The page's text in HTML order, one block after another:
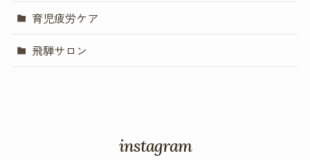
育児疲労ケア
飛騨サロン
instagram